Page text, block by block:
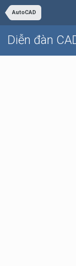
AutoCAD
Diễn đàn